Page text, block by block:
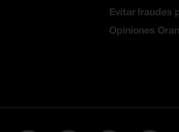
Evitar fraudes
Opiniones